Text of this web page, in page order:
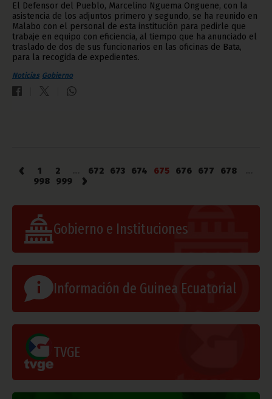
El Defensor del Pueblo, Marcelino Nguema Onguene, con la
asistencia de los adjuntos primero y segundo, se ha reunido en
Malabo con el personal de esta institución para pedirle que
trabaje en equipo con eficiencia, al tiempo que ha anunciado el
traslado de dos de sus funcionarios en las oficinas de Bata,
para la recogida de expedientes.
Noticias Gobierno
‹ 1 2 672 673 674 675 676 677 678
998
999 ›
Gobierno e Instituciones
Información de Guinea Ecuatorial
TVGE